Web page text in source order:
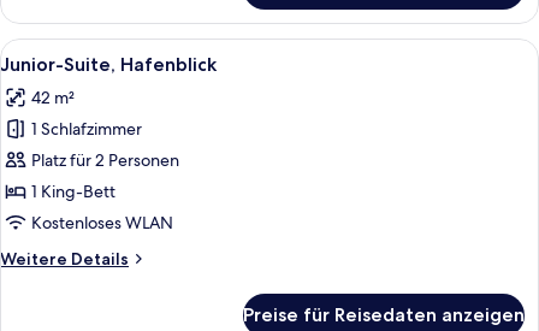
Zimmer,
Doppelbett
2
Einzelbetten
Alle
Fotos
für
Junior-
Suite,
Hafenblick
anzeigen
Daunenbettdecken, Minibar,
5
Junior-Suite, Hafenblick
42 m²
1 Schlafzimmer
Platz für 2 Personen
1 King-Bett
Kostenloses WLAN
Weitere Details
Weitere
Preise für Reisedaten anzeigen